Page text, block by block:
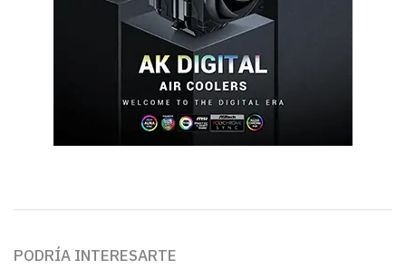
PODRÍA INTERESARTE